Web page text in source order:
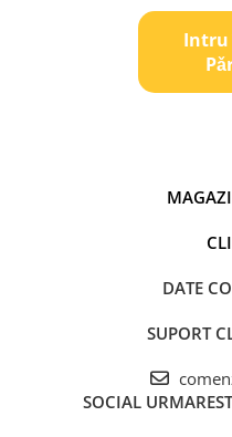
Intru
DATE
SUPORT
SOCIAL